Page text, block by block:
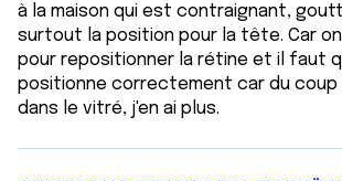
à la maison qui est contraignant,
surtout la position pour la tête. Car
pour repositionner la rétine et il faut
positionne correctement car du coup
dans le vitré, j'en ai plus.